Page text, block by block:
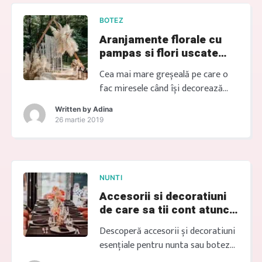
TEMATIC JUNGLE 2 METRI BOHO
FOTOCORNERE SI ARCADE
CEREMONII Organizăm și decorăm
picnicuri și zone de party pentru
copii, cu mobilier, decoruri
BOTEZ
Aranjamente florale cu
pampas si flori uscate
boho
Cea mai mare greșeală pe care o
fac miresele când își decorează
evenimentele… CERE OFERTA Cea
mai mare greșeală Este să creadă
realitate, cele mai apreciate mese
sunt cele care au echilibru,
conversațiilor dintre invitați. Nunta
boho despre care visezi […]
Written by Adina
26 martie 2019
NUNTI
Accesorii si decoratiuni
de care sa tii cont atunci
cand ai nunta
Descoperă accesorii și decoratiuni
esențiale pentru nunta sau botezul